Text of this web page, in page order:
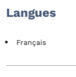
Langues
Français